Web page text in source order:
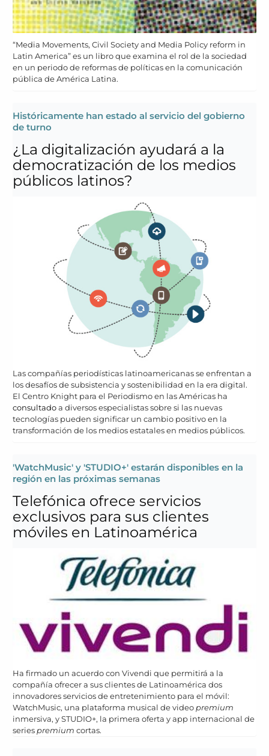
“Media Movements, Civil Society and Media Policy reform in
Latin America” es un libro que examina el rol de la sociedad
en un periodo de reformas de políticas en la comunicación
pública de América Latina.
Históricamente han estado al servicio del gobierno
de turno
¿La digitalización ayudará a la
democratización de los medios
públicos latinos?
Las compañías periodísticas latinoamericanas se enfrentan a
los desafíos de subsistencia y sostenibilidad en la era digital.
El Centro Knight para el Periodismo en las Américas ha
consultadoa diversos especialistas sobre si las nuevas
tecnologías pueden significar un cambio positivo en la
transformación de los medios estatales en medios públicos.
'WatchMusic' y 'STUDIO+' estarán disponibles en la
región en las próximas semanas
Telefónica ofrece servicios
exclusivos para sus clientes
móviles en Latinoamérica
Ha firmado un acuerdo con Vivendi que permitirá a la
compañía ofrecer a sus clientes de Latinoamérica dos
innovadores servicios de entretenimiento para el móvil:
WatchMusic, una plataforma musical de video premium
inmersiva, y STUDIO+, la primera oferta y app internacional de
series premium cortas.